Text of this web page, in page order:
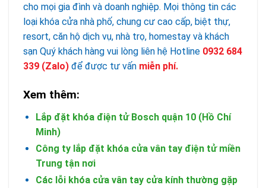
cho mọi gia đình và doanh nghiệp. Mọi thông tin các
loại khóa cửa nhà phố, chung cư cao cấp, biệt thự,
resort, căn hộ dịch vụ, nhà trọ, homestay và khách
sạn Quý khách hàng vui lòng liên hệ Hotline 0932 684
339 (Zalo) để được tư vấn miễn phí.
Xem thêm:
Lắp đặt khóa điện tử Bosch quận 10 (Hồ Chí
Minh)
Công ty lắp đặt khóa cửa vân tay điện tử miền
Trung tận nơi
Các lỗi khóa cửa vân tay cửa kính thường gặp